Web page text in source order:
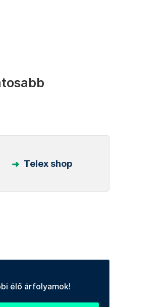
Telex shop
élő árfolyamok!